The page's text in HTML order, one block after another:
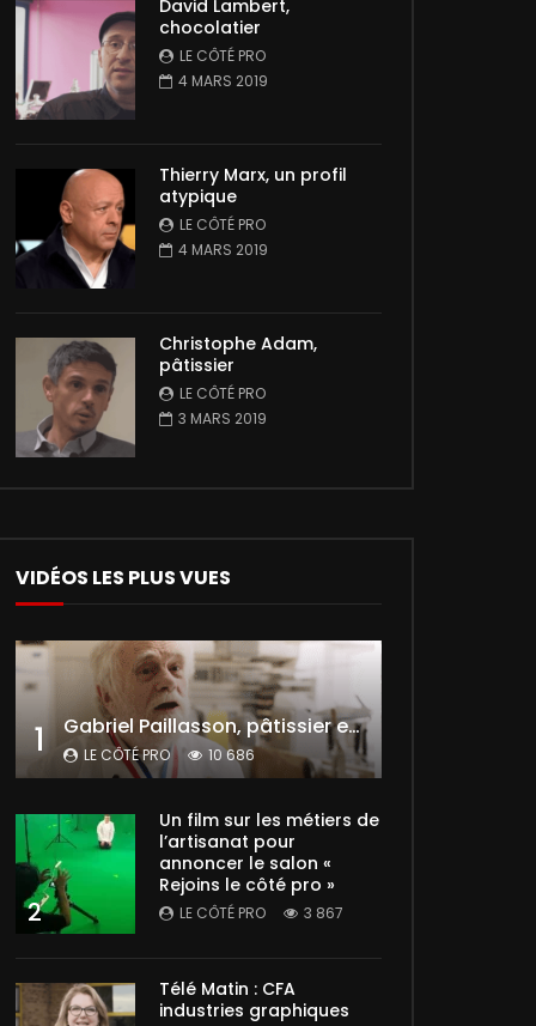
David Lambert,
chocolatier
LE CÔTÉ PRO
4 MARS 2019
Thierry Marx, un profil
atypique
LE CÔTÉ PRO
4 MARS 2019
Christophe Adam,
pâtissier
LE CÔTÉ PRO
3 MARS 2019
VIDÉOS LES PLUS VUES
1 Gabriel Paillasson, pâtissier et glacier
LE CÔTÉ PRO 10 686
2
Un film sur les métiers de
l’artisanat pour
annoncer le salon «
Rejoins le côté pro »
LE CÔTÉ PRO 3 867
Télé Matin : CFA
industries graphiques